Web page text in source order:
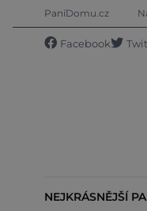
PaníDomu.cz
Facebook
NEJKRÁSNĚJŠÍ